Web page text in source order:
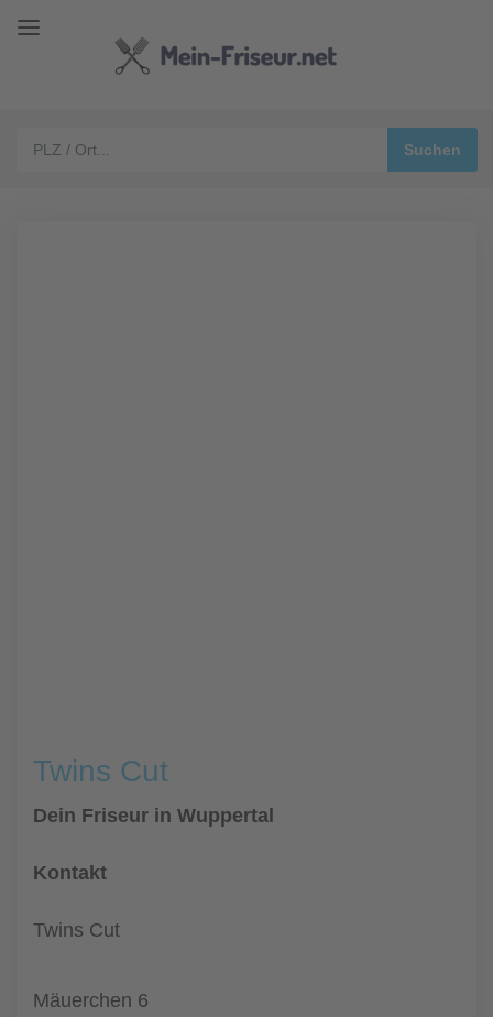
Twins Cut
Dein Friseur in Wuppertal
Kontakt
Twins Cut
Mäuerchen 6